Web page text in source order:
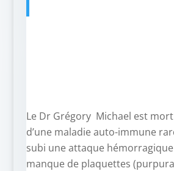
Le Dr Grégory Michael est
d’une maladie auto-immune
subi une attaque
manque de plaquettes (purpura